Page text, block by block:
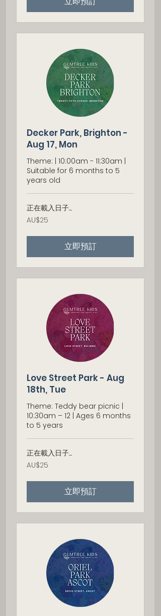
Decker Park, Brighton -
Aug 17, Mon
Theme: | 10:00am - 11:30am |
Suitable for 6 months to 5
years old
正在載入日子......
25
澳
利
AU$25
立即預訂
Love Street Park - Aug
18th, Tue
Theme: Teddy bear picnic |
10:30am – 12 | Ages 6 months
to 5 years
正在載入日子......
25
澳
利
AU$25
立即預訂